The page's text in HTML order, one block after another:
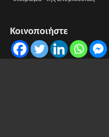
Κοινοποιήστε